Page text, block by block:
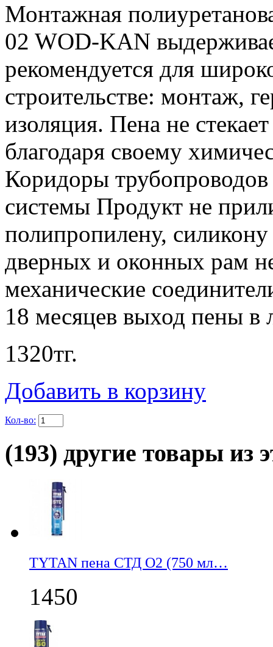
Монтажная
02 WOD-KAN
рекомендуется для
строительстве: монтаж,
изоляция. Пена не
благодаря своему
Коридоры
системы Продукт не
полипропилену,
дверных и оконных рам
механические
18 месяцев выход пены в
1320тг.
Добавить в корзину
Кол-во:
(193) другие товары из
TYTAN пена СТД О2 (750 мл…
1450